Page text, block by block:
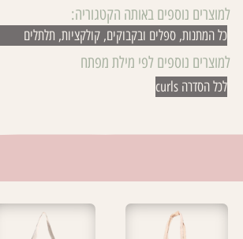
למוצרים נוספים באותה הקטגוריה:
כל המתנות, ספלים ובקבוקים, קולקציות, תלתלים
למוצרים נוספים לפי מילת מפתח
לכל הסדרה curls